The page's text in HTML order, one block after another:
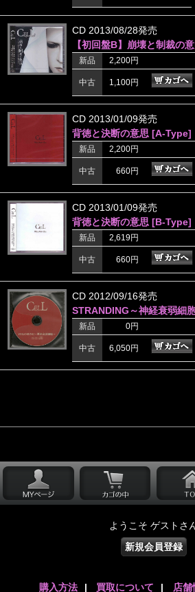
CD 2013/08/28発売
【初回盤B】崩壊と制裁の
新品 2,200円
中古 1,100円
CD 2013/01/09発売
背徳と決断の意思 [A-Type]
新品 2,200円
中古 660円
CD 2013/01/09発売
背徳と決断の意思 [B-Type]
新品 2,619円
中古 660円
CD 2012/09/16発売
STRANDING～神経衰弱細
新品 0円
中古 6,050円
ようこそ ゲストさ
新規会員登録
購入方法 | 買取について | 店舗